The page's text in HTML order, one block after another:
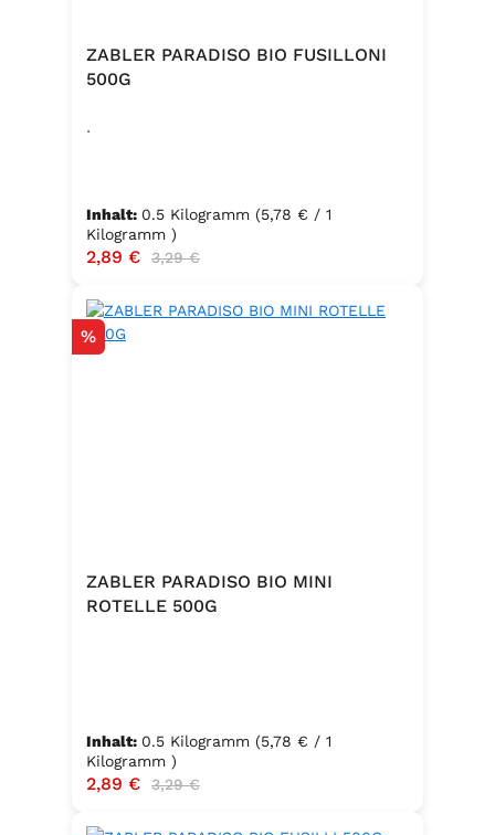
ZABLER PARADISO BIO FUSILLONI
500G
.
Inhalt: 0.5 Kilogramm (5,78 € / 1
Kilogramm )
Verkaufspreis:
2,89 € Regulärer Preis:
3,29 €
Rabatt
%
ZABLER PARADISO BIO MINI
ROTELLE 500G
Inhalt: 0.5 Kilogramm (5,78 € / 1
Kilogramm )
Verkaufspreis:
2,89 € Regulärer Preis:
3,29 €